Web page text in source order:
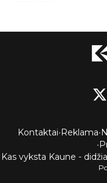
Kontaktai•Reklama•
•
Kas vyksta Kaune -